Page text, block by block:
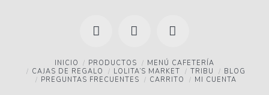
FacebookYouTubeInstagram
INICIO PRODUCTOS
MENÚ CAFETERÍA
CAJAS DE REGALO
LOLITA’S MARKET TRIBU
BLOG
PREGUNTAS FRECUENTES
CARRITO MI CUENTA